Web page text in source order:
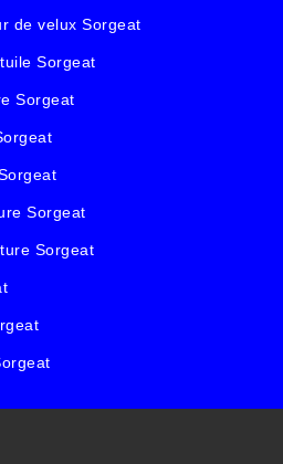
de velux Sorgeat
Sorgeat
Sorgeat
Sorgeat
Sorgeat